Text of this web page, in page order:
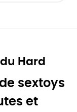
Hard
sextoys
et